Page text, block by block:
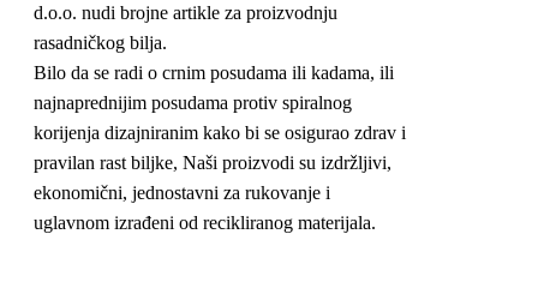
d.o.o. nudi brojne artikle za proizvodnju
rasadničkog bilja.
Bilo da se radi o crnim posudama ili kadama, ili
najnaprednijim posudama protiv spiralnog
korijenja dizajniranim kako bi se osigurao zdrav i
pravilan rast biljke, Naši proizvodi su izdržljivi,
ekonomični, jednostavni za rukovanje i
uglavnom izrađeni od recikliranog materijala.